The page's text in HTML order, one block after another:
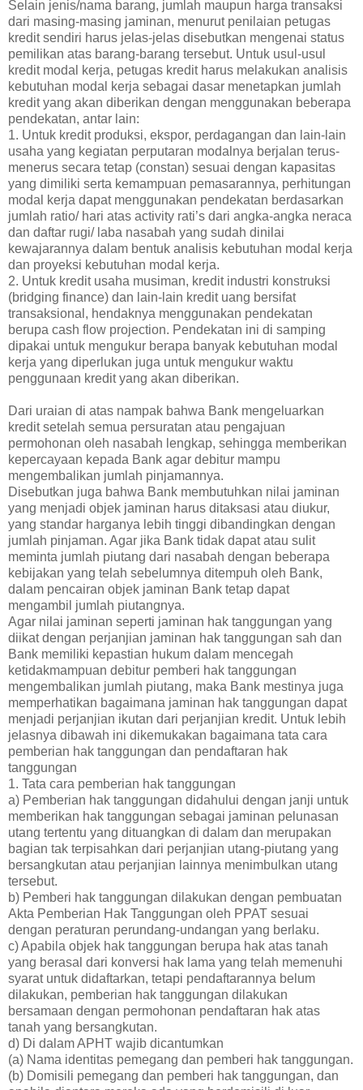
Selain jenis/nama barang, jumlah maupun harga transaksi
dari masing-masing jaminan, menurut penilaian petugas
kredit sendiri harus jelas-jelas disebutkan mengenai status
pemilikan atas barang-barang tersebut. Untuk usul-usul
kredit modal kerja, petugas kredit harus melakukan analisis
kebutuhan modal kerja sebagai dasar menetapkan jumlah
kredit yang akan diberikan dengan menggunakan beberapa
pendekatan, antar lain:
1. Untuk kredit produksi, ekspor, perdagangan dan lain-lain
usaha yang kegiatan perputaran modalnya berjalan terus-
menerus secara tetap (constan) sesuai dengan kapasitas
yang dimiliki serta kemampuan pemasarannya, perhitungan
modal kerja dapat menggunakan pendekatan berdasarkan
jumlah ratio/ hari atas activity rati’s dari angka-angka neraca
dan daftar rugi/ laba nasabah yang sudah dinilai
kewajarannya dalam bentuk analisis kebutuhan modal kerja
dan proyeksi kebutuhan modal kerja.
2. Untuk kredit usaha musiman, kredit industri konstruksi
(bridging finance) dan lain-lain kredit uang bersifat
transaksional, hendaknya menggunakan pendekatan
berupa cash flow projection. Pendekatan ini di samping
dipakai untuk mengukur berapa banyak kebutuhan modal
kerja yang diperlukan juga untuk mengukur waktu
penggunaan kredit yang akan diberikan.
Dari uraian di atas nampak bahwa Bank mengeluarkan
kredit setelah semua persuratan atau pengajuan
permohonan oleh nasabah lengkap, sehingga memberikan
kepercayaan kepada Bank agar debitur mampu
mengembalikan jumlah pinjamannya.
Disebutkan juga bahwa Bank membutuhkan nilai jaminan
yang menjadi objek jaminan harus ditaksasi atau diukur,
yang standar harganya lebih tinggi dibandingkan dengan
jumlah pinjaman. Agar jika Bank tidak dapat atau sulit
meminta jumlah piutang dari nasabah dengan beberapa
kebijakan yang telah sebelumnya ditempuh oleh Bank,
dalam pencairan objek jaminan Bank tetap dapat
mengambil jumlah piutangnya.
Agar nilai jaminan seperti jaminan hak tanggungan yang
diikat dengan perjanjian jaminan hak tanggungan sah dan
Bank memiliki kepastian hukum dalam mencegah
ketidakmampuan debitur pemberi hak tanggungan
mengembalikan jumlah piutang, maka Bank mestinya juga
memperhatikan bagaimana jaminan hak tanggungan dapat
menjadi perjanjian ikutan dari perjanjian kredit. Untuk lebih
jelasnya dibawah ini dikemukakan bagaimana tata cara
pemberian hak tanggungan dan pendaftaran hak
tanggungan
1. Tata cara pemberian hak tanggungan
a) Pemberian hak tanggungan didahului dengan janji untuk
memberikan hak tanggungan sebagai jaminan pelunasan
utang tertentu yang dituangkan di dalam dan merupakan
bagian tak terpisahkan dari perjanjian utang-piutang yang
bersangkutan atau perjanjian lainnya menimbulkan utang
tersebut.
b) Pemberi hak tanggungan dilakukan dengan pembuatan
Akta Pemberian Hak Tanggungan oleh PPAT sesuai
dengan peraturan perundang-undangan yang berlaku.
c) Apabila objek hak tanggungan berupa hak atas tanah
yang berasal dari konversi hak lama yang telah memenuhi
syarat untuk didaftarkan, tetapi pendaftarannya belum
dilakukan, pemberian hak tanggungan dilakukan
bersamaan dengan permohonan pendaftaran hak atas
tanah yang bersangkutan.
d) Di dalam APHT wajib dicantumkan
(a) Nama identitas pemegang dan pemberi hak tanggungan.
(b) Domisili pemegang dan pemberi hak tanggungan, dan